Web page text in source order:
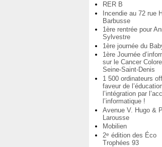
RER B
Incendie au 72 rue
Barbusse
1ère rentrée pour
Sylvestre
1ère journée du
1ère Journée
sur le Cancer
Seine-Saint-Denis
1 500 ordinateurs
faveur de
l’intégration par
l’informatique !
Avenue V. Hugo &
Larousse
Mobilien
2e édition des Éco
Trophées 93